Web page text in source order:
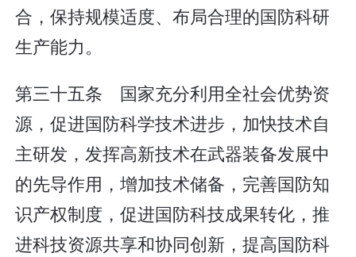
合，保持规模适度、布局合理的国防科研
生产能力。
第三十五条 国家充分利用全社会优势资
源，促进国防科学技术进步，加快技术自
主研发，发挥高新技术在武器装备发展中
的先导作用，增加技术储备，完善国防知
识产权制度，促进国防科技成果转化，推
进科技资源共享和协同创新，提高国防科